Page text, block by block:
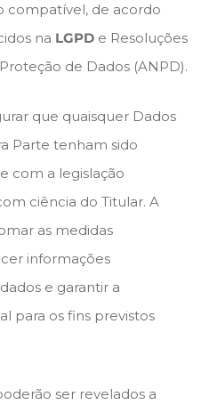
compatível, de acordo
na LGPD e Resoluções
de Dados (ANPD).
que quaisquer Dados
Parte tenham sido
com a legislação
ciência do Titular. A
as medidas
informações
e garantir a
para os fins previstos
ser revelados a